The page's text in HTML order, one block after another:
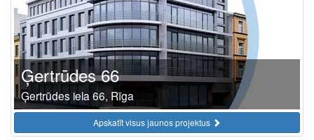
Ģertrūdes 66
Ģertrūdes iela 66, Rīga
Apskatīt visus jaunos projektus